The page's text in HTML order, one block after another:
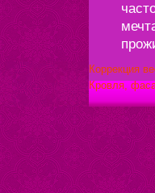
Коррекция
Кровля,